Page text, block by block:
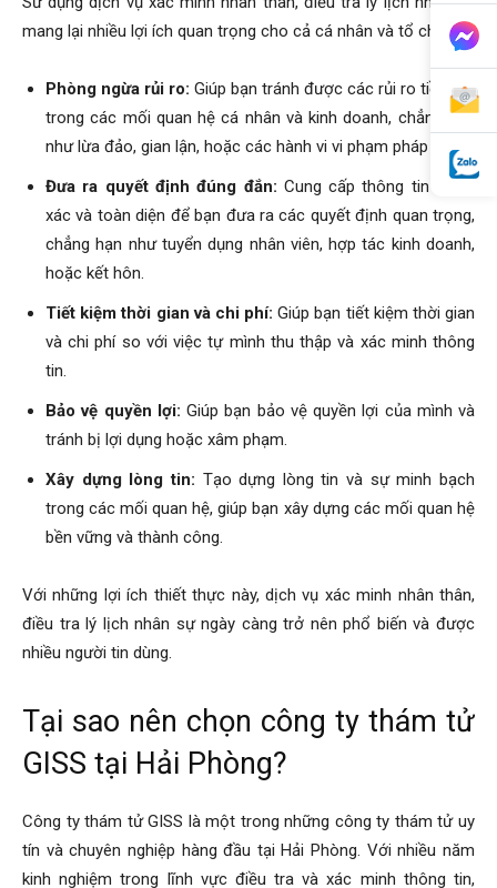
mang lại nhiều lợi ích quan trọng cho cả cá nhân và tổ chức:
Phòng ngừa rủi ro: Giúp bạn tránh được các rủi ro tiềm ẩn
trong các mối quan hệ cá nhân và kinh doanh, chẳng hạn
như lừa đảo, gian lận, hoặc các hành vi vi phạm pháp luật.
Đưa ra quyết định đúng đắn: Cung cấp thông tin chính
xác và toàn diện để bạn đưa ra các quyết định quan trọng,
chẳng hạn như tuyển dụng nhân viên, hợp tác kinh doanh,
hoặc kết hôn.
Tiết kiệm thời gian và chi phí: Giúp bạn tiết kiệm thời gian
và chi phí so với việc tự mình thu thập và xác minh thông
tin.
Bảo vệ quyền lợi: Giúp bạn bảo vệ quyền lợi của mình và
tránh bị lợi dụng hoặc xâm phạm.
Xây dựng lòng tin: Tạo dựng lòng tin và sự minh bạch
trong các mối quan hệ, giúp bạn xây dựng các mối quan hệ
bền vững và thành công.
Với những lợi ích thiết thực này, dịch vụ xác minh nhân thân,
điều tra lý lịch nhân sự ngày càng trở nên phổ biến và được
nhiều người tin dùng.
Tại sao nên chọn công ty thám tử
GISS tại Hải Phòng?
Công ty thám tử GISS là một trong những công ty thám tử uy
tín và chuyên nghiệp hàng đầu tại Hải Phòng. Với nhiều năm
kinh nghiệm trong lĩnh vực điều tra và xác minh thông tin,